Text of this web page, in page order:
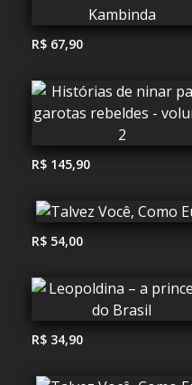
R$ 67,90
R$ 145,90
R$ 54,00
R$ 34,90